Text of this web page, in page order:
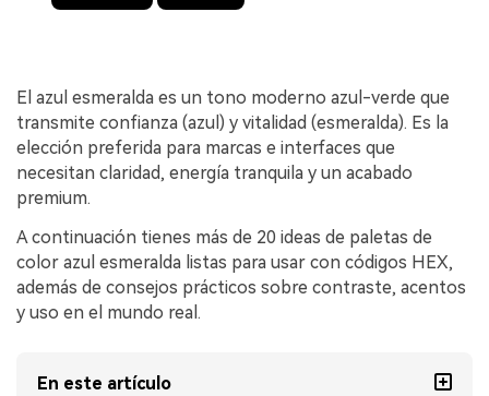
El azul esmeralda es un tono moderno azul-verde que
transmite confianza (azul) y vitalidad (esmeralda). Es la
elección preferida para marcas e interfaces que
necesitan claridad, energía tranquila y un acabado
premium.
A continuación tienes más de 20 ideas de paletas de
color azul esmeralda listas para usar con códigos HEX,
además de consejos prácticos sobre contraste, acentos
y uso en el mundo real.
En este artículo